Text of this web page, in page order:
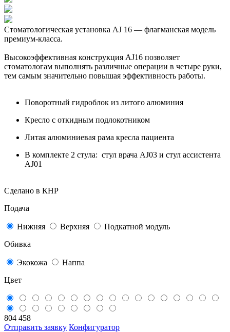
Стоматологическая установка AJ 16 — флагманская модель
премиум-класса.
Высокоэффективная конструкция AJ16 позволяет
стоматологам выполнять различные операции в четыре руки,
тем самым значительно повышая эффективность работы.
Поворотный гидроблок из литого алюминия
Кресло с откидным подлокотником
Литая алюминиевая рама кресла пациента
В комплекте 2 стула: стул врача AJ03 и стул ассистента
AJ01
Сделано в КНР
Подача
Нижняя Верхняя
Подкатной модуль
Обивка
Экокожа
Наппа
Цвет
804 458
Отправить заявку Конфигуратор